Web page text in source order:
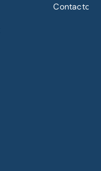
Contacto